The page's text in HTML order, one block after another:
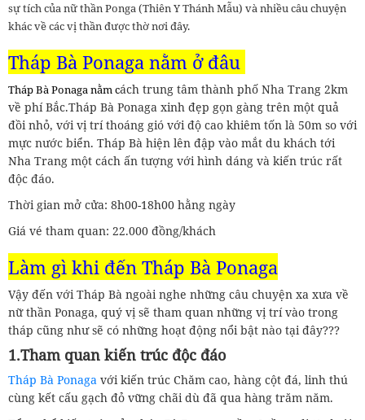
sự tích của nữ thần Ponga (Thiên Y Thánh Mẫu) và nhiều câu chuyện
khác về các vị thần được thờ nơi đây.
Tháp Bà Ponaga nằm ở đâu
Tháp Bà Ponaga nằm cách trung tâm thành phố Nha Trang 2km
về phí Bắc.Tháp Bà Ponaga xinh đẹp gọn gàng trên một quả
đồi nhỏ, với vị trí thoáng gió với độ cao khiêm tốn là 50m so với
mực nước biển. Tháp Bà hiện lên đập vào mắt du khách tới
Nha Trang một cách ấn tượng với hình dáng và kiến trúc rất
độc đáo.
Thời gian mở cửa: 8h00-18h00 hằng ngày
Giá vé tham quan: 22.000 đồng/khách
Làm gì khi đến Tháp Bà Ponaga
Vậy đến với Tháp Bà ngoài nghe những câu chuyện xa xưa về
nữ thần Ponaga, quý vị sẽ tham quan những vị trí vào trong
tháp cũng như sẽ có những hoạt động nổi bật nào tại đây???
1.Tham quan kiến trúc độc đáo
Tháp Bà Ponaga với kiến trúc Chăm cao, hàng cột đá, linh thú
cùng kết cấu gạch đỏ vững chãi dù đã qua hàng trăm năm.